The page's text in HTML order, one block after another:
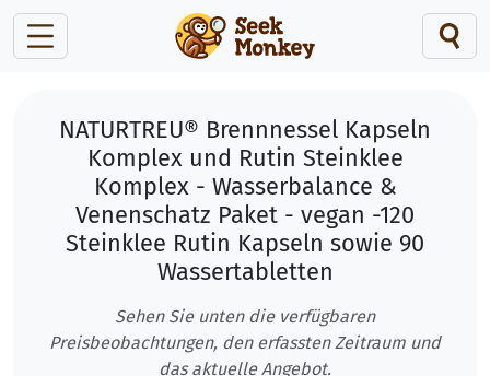
NATURTREU® Brennnessel Kapseln
Komplex und Rutin Steinklee
Komplex - Wasserbalance &
Venenschatz Paket - vegan -120
Steinklee Rutin Kapseln sowie 90
Wassertabletten
Sehen Sie unten die verfügbaren
Preisbeobachtungen, den erfassten Zeitraum und
das aktuelle Angebot.